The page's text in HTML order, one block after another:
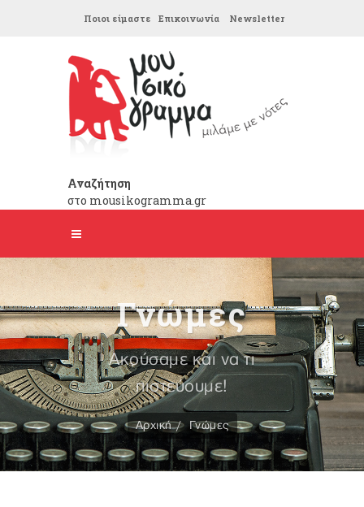
Ποιοι είμαστε Επικοινωνία Newsletter
Αναζήτηση
στο mousikogramma.gr
Γνώμες
Ακούσαμε και να τι
πιστεύουμε!
Αρχική Γνώμες